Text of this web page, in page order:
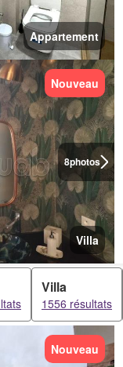
Appartement
8photos
Nouveau
Villa
Villa
1556 résultats
Nouveau